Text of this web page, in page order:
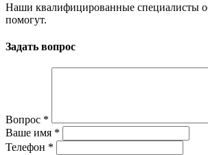
Наши квалифицированные специалисты
помогут.
Задать вопрос
Вопрос *
Ваше имя *
Телефон *